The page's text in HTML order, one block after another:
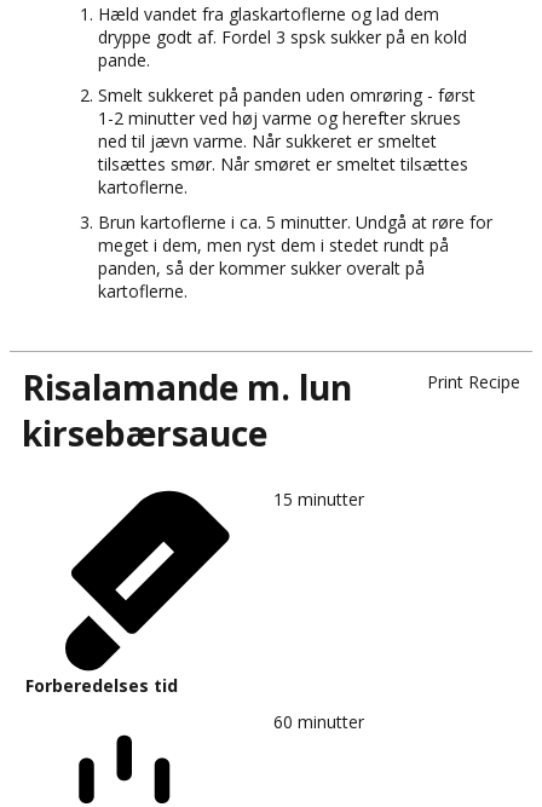
Hæld vandet fra glaskartoflerne og lad dem
dryppe godt af. Fordel 3 spsk sukker på en kold
pande.
Smelt sukkeret på panden uden omrøring - først
1-2 minutter ved høj varme og herefter skrues
ned til jævn varme. Når sukkeret er smeltet
tilsættes smør. Når smøret er smeltet tilsættes
kartoflerne.
Brun kartoflerne i ca. 5 minutter. Undgå at røre for
meget i dem, men ryst dem i stedet rundt på
panden, så der kommer sukker overalt på
kartoflerne.
Print Recipe
Risalamande m. lun
kirsebærsauce
Forberedelses tid
15 minutter
60 minutter